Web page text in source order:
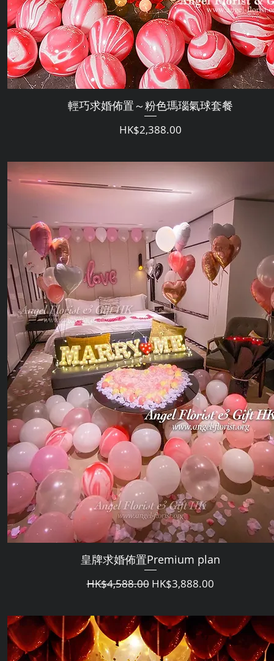
輕巧求婚佈置～粉色瑪瑙氣球套餐
価格
HK$2,388.00
皇牌求婚佈置Premium plan
通常価格
HK$4,588.00 セール価格
HK$3,888.00